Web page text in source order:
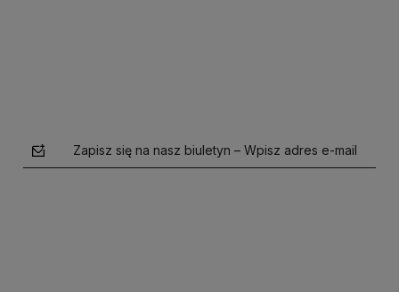
Zapisz się na nasz biuletyn – Wpisz adres e-mail